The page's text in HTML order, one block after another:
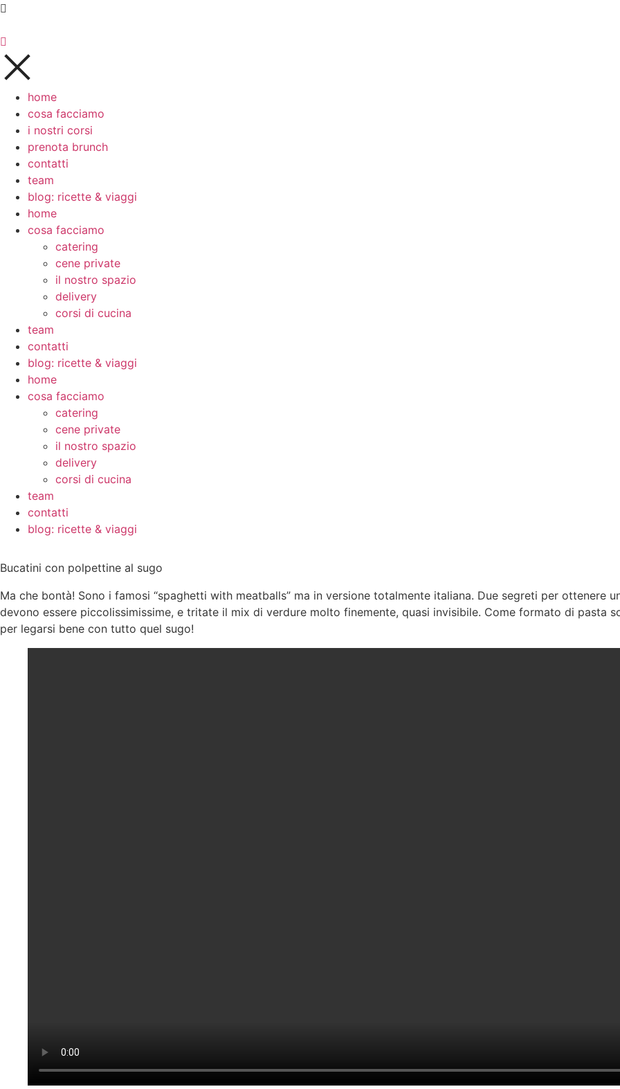
Vai
contenuto
home
cosa facciamo
i nostri corsi
prenota brunch
contatti
team
blog: ricette & viaggi
home
cosa facciamo
catering
cene private
il nostro spazio
delivery
corsi di cucina
team
contatti
blog: ricette & viaggi
home
cosa facciamo
catering
cene private
il nostro spazio
delivery
corsi di cucina
team
contatti
blog: ricette & viaggi
Bucatini con polpettine al sugo
Ma che bontà! Sono i famosi “spaghetti with meatballs” ma in versione totalmente italiana. Due segreti per
devono essere piccolissimissime, e tritate il mix di verdure molto finemente, quasi invisibile. Come formato di pasta
per legarsi bene con tutto quel sugo!